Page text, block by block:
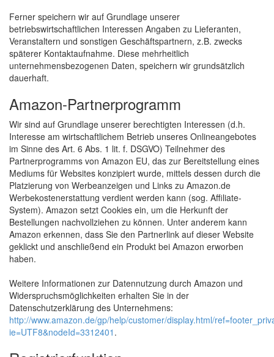
Ferner speichern wir auf Grundlage unserer
betriebswirtschaftlichen Interessen Angaben zu Lieferanten,
Veranstaltern und sonstigen Geschäftspartnern, z.B. zwecks
späterer Kontaktaufnahme. Diese mehrheitlich
unternehmensbezogenen Daten, speichern wir grundsätzlich
dauerhaft.
Amazon-Partnerprogramm
Wir sind auf Grundlage unserer berechtigten Interessen (d.h.
Interesse am wirtschaftlichem Betrieb unseres Onlineangebotes
im Sinne des Art. 6 Abs. 1 lit. f. DSGVO) Teilnehmer des
Partnerprogramms von Amazon EU, das zur Bereitstellung eines
Mediums für Websites konzipiert wurde, mittels dessen durch die
Platzierung von Werbeanzeigen und Links zu Amazon.de
Werbekostenerstattung verdient werden kann (sog. Affiliate-
System). Amazon setzt Cookies ein, um die Herkunft der
Bestellungen nachvollziehen zu können. Unter anderem kann
Amazon erkennen, dass Sie den Partnerlink auf dieser Website
geklickt und anschließend ein Produkt bei Amazon erworben
haben.
Weitere Informationen zur Datennutzung durch Amazon und
Widerspruchsmöglichkeiten erhalten Sie in der
Datenschutzerklärung des Unternehmens:
http://www.amazon.de/gp/help/customer/display.html/
ie=UTF8&nodeId=3312401 .